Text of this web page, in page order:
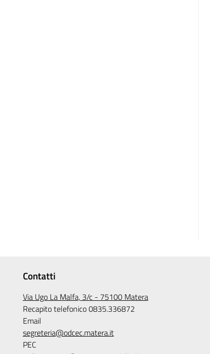
Contatti
Via Ugo La Malfa, 3/c - 75100 Matera
Recapito telefonico 0835.336872
Email
segreteria@odcec.matera.it
PEC